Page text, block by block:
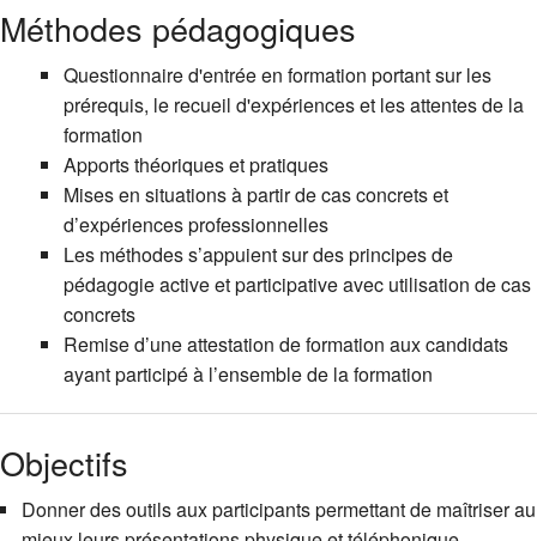
Méthodes pédagogiques
Questionnaire d'entrée en formation portant sur les
prérequis, le recueil d'expériences et les attentes de la
formation
Apports théoriques et pratiques
Mises en situations à partir de cas concrets et
d’expériences professionnelles
Les méthodes s’appuient sur des principes de
pédagogie active et participative avec utilisation de cas
concrets
Remise d’une attestation de formation aux candidats
ayant participé à l’ensemble de la formation
Objectifs
Donner des outils aux participants permettant de maîtriser au